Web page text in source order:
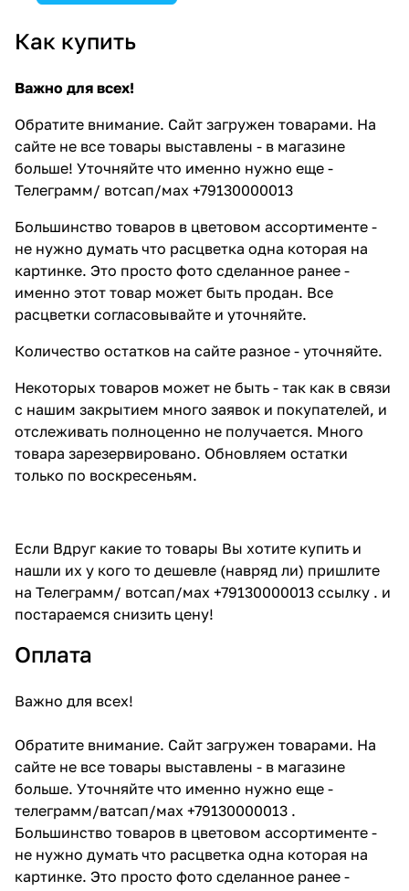
Как купить
Важно для всех!
Обратите внимание. Сайт загружен товарами. На
сайте не все товары выставлены - в магазине
больше! Уточняйте что именно нужно еще -
Телеграмм/ вотсап/мах +79130000013
Большинство товаров в цветовом ассортименте -
не нужно думать что расцветка одна которая на
картинке. Это просто фото сделанное ранее -
именно этот товар может быть продан. Все
расцветки согласовывайте и уточняйте.
Количество остатков на сайте разное - уточняйте.
Некоторых товаров может не быть - так как в связи
с нашим закрытием много заявок и покупателей, и
отслеживать полноценно не получается. Много
товара зарезервировано. Обновляем остатки
только по воскресеньям.
Если Вдруг какие то товары Вы хотите купить и
нашли их у кого то дешевле (навряд ли) пришлите
на Телеграмм/ вотсап/мах +79130000013 ссылку . и
постараемся снизить цену!
Оплата
Важно для всех!
Обратите внимание. Сайт загружен товарами. На
сайте не все товары выставлены - в магазине
больше. Уточняйте что именно нужно еще -
телеграмм/ватсап/мах +79130000013 .
Большинство товаров в цветовом ассортименте -
не нужно думать что расцветка одна которая на
картинке. Это просто фото сделанное ранее -